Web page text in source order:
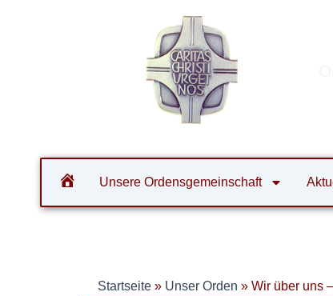
Unsere Ordensgemeinschaft
Startseite » Unser Orden » Wir über uns